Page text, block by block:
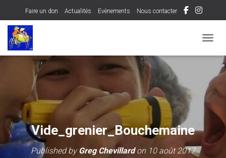
Faire un don Actualités Evènements Nous contacter
Vide_grenier_Bouchemaine
Published byGreg Chevillardon 10 août 2017